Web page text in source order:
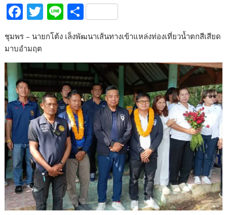
F
e
b
o
o
k
T
w
itt
er
Li
n
e
S
ar
e
ชุมพร – นายกโต้ง เล็งพัฒนาเส้นทางเข้าแหล่งท่องเที่ยวน้ำตกสีเสียด
มาบอำมฤต